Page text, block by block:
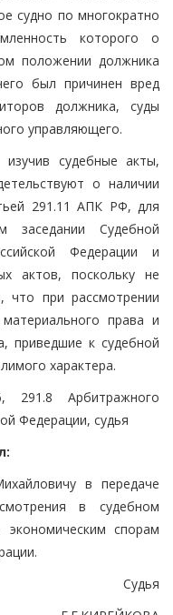
судно по многократно
которого о
положении должника
был причинен вред
должника, суды
управляющего.
судебные акты,
о наличии
291.11 АПК РФ, для
заседании Судебной
Федерации и
актов, поскольку не
при рассмотрении
права и
приведшие к судебной
характера.
291.8 Арбитражного
Федерации, судья
в передаче
в судебном
экономическим спорам
Судья